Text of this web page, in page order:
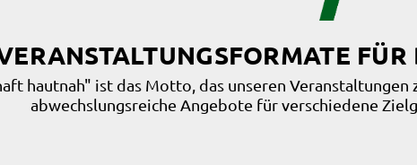
hautnah" ist das Motto, das unseren
abwechslungsreiche Angebote für verschiedene